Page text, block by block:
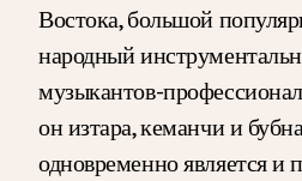
Востока, большой
народный
музыкантов-
он изтара, кеманчи и
одновременно является и